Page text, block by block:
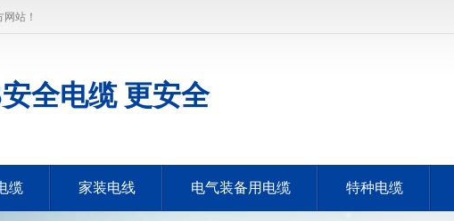
站！
安全电缆 更安全
缆 家装电线 电气装备用电缆 特种电缆